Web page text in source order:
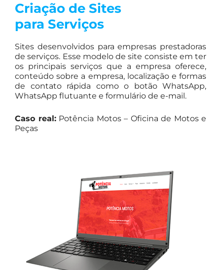
Criação de Sites
para Serviços
Sites desenvolvidos para empresas prestadoras
de serviços. Esse modelo de site consiste em ter
os principais serviços que a empresa oferece,
conteúdo sobre a empresa, localização e formas
de contato rápida como o botão WhatsApp,
WhatsApp flutuante e formulário de e-mail.
Caso real:Potência Motos – Oficina de Motos e
Peças